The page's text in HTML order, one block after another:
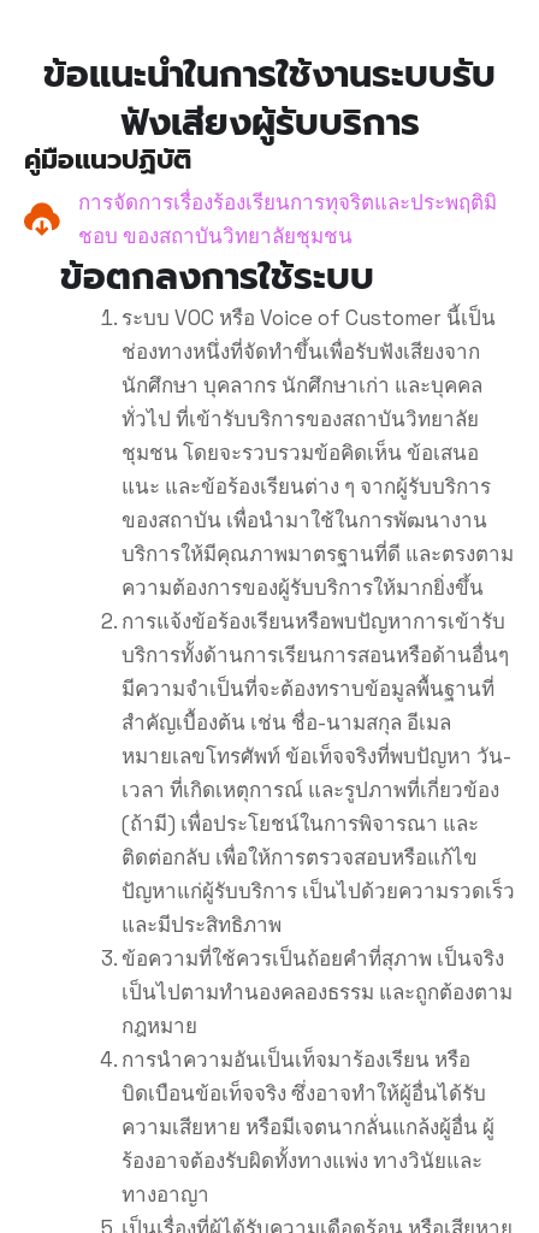
ข้อแนะนำในการใช้งานระบบรับ
ฟังเสียงผู้รับบริการ
คู่มือแนวปฏิบัติ
การจัดการเรื่องร้องเรียนการทุจริตและประพฤติมิ
ชอบ ของสถาบันวิทยาลัยชุมชน
ขอตกลงการใชระบบ
ระบบ VOC หรือ Voice of Customer นี้เป็น
ช่องทางหนึ่งที่จัดทำขึ้นเพื่อรับฟังเสียงจาก
นักศึกษา บุคลากร นักศึกษาเก่า และบุคคล
ทั่วไป ที่เข้ารับบริการของสถาบันวิทยาลัย
ชุมชน โดยจะรวบรวมข้อคิดเห็น ข้อเสนอ
แนะ และข้อร้องเรียนต่าง ๆ จากผู้รับบริการ
ของสถาบัน เพื่อนำมาใช้ในการพัฒนางาน
บริการให้มีคุณภาพมาตรฐานที่ดี และตรงตาม
ความต้องการของผู้รับบริการให้มากยิ่งขึ้น
การแจ้งข้อร้องเรียนหรือพบปัญหาการเข้ารับ
บริการทั้งด้านการเรียนการสอนหรือด้านอื่นๆ
มีความจำเป็นที่จะต้องทราบข้อมูลพื้นฐานที่
สำคัญเบื้องต้น เช่น ชื่อ-นามสกุล อีเมล
หมายเลขโทรศัพท์ ข้อเท็จจริงที่พบปัญหา วัน-
เวลา ที่เกิดเหตุการณ์ และรูปภาพที่เกี่ยวข้อง
(ถ้ามี) เพื่อประโยชน์ในการพิจารณา และ
ติดต่อกลับ เพื่อให้การตรวจสอบหรือแก้ไข
ปัญหาแก่ผู้รับบริการ เป็นไปด้วยความรวดเร็ว
และมีประสิทธิภาพ
ข้อความที่ใช้ควรเป็นถ้อยคำที่สุภาพ เป็นจริง
เป็นไปตามทำนองคลองธรรม และถูกต้องตาม
กฎหมาย
การนำความอันเป็นเท็จมาร้องเรียน หรือ
บิดเบือนข้อเท็จจริง ซึ่งอาจทำให้ผู้อื่นได้รับ
ความเสียหาย หรือมีเจตนากลั่นแกล้งผู้อื่น ผู้
ร้องอาจต้องรับผิดทั้งทางแพ่ง ทางวินัยและ
ทางอาญา